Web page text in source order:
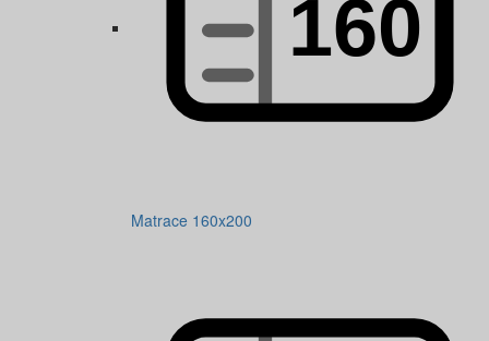
Matrace 160x200